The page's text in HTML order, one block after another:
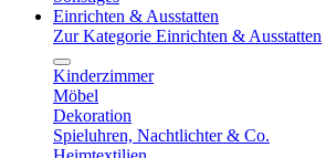
Einrichten & Ausstatten
Zur Kategorie Einrichten & Ausstatten
Kinderzimmer
Möbel
Dekoration
Spieluhren, Nachtlichter & Co.